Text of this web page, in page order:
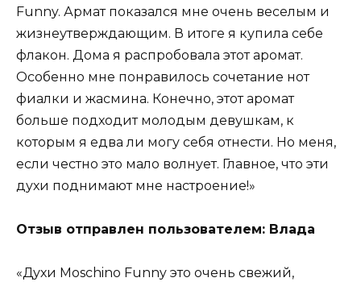
Funny. Армат показался мне очень веселым и
жизнеутверждающим. В итоге я купила себе
флакон. Дома я распробовала этот аромат.
Особенно мне понравилось сочетание нот
фиалки и жасмина. Конечно, этот аромат
больше подходит молодым девушкам, к
которым я едва ли могу себя отнести. Но меня,
если честно это мало волнует. Главное, что эти
духи поднимают мне настроение!»
Отзыв отправлен пользователем: Влада
«Духи Moschino Funny это очень свежий,